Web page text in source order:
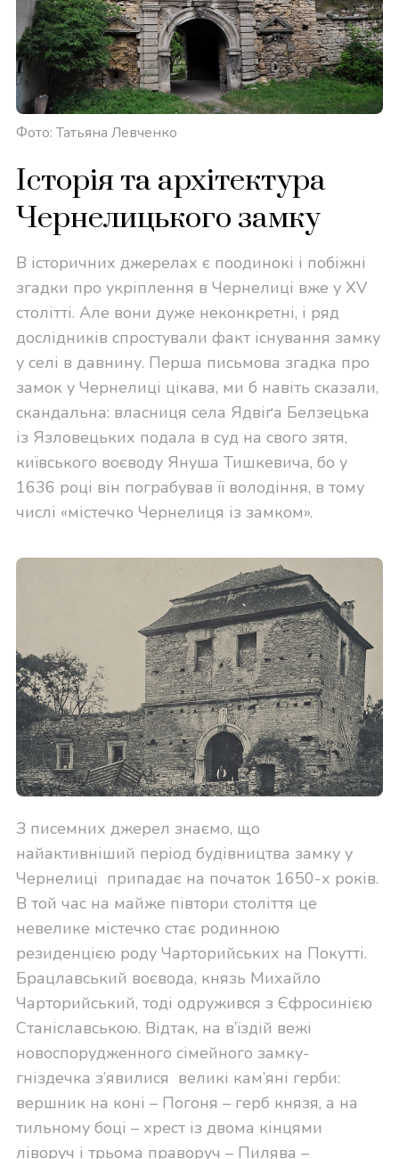
Фото: Татьяна Левченко
Історія та архітектура
Чернелицького замку
В історичних джерелах є поодинокі і побіжні
згадки про укріплення в Чернелиці вже у XV
столітті. Але вони дуже неконкретні, і ряд
дослідників спростували факт існування замку
у селі в давнину. Перша письмова згадка про
замок у Чернелиці цікава, ми б навіть сказали,
скандальна: власниця села Ядвіґа Белзецька
із Язловецьких подала в суд на свого зятя,
київського воєводу Януша Тишкевича, бо у
1636 році він пограбував її володіння, в тому
числі «містечко Чернелиця із замком».
З писемних джерел знаємо, що
найактивніший період будівництва замку у
Чернелиці припадає на початок 1650-х років.
В той час на майже півтори століття це
невелике містечко стає родинною
резиденцією роду Чарторийських на Покутті.
Брацлавський воєвода, князь Михайло
Чарторийський, тоді одружився з Єфросинією
Станіславською. Відтак, на в’їздій вежі
новоспорудженного сімейного замку-
гніздечка з’явилися великі кам’яні герби:
вершник на коні – Погоня – герб князя, а на
тильному боці – хрест із двома кінцями
ліворуч і трьома праворуч – Пилява –